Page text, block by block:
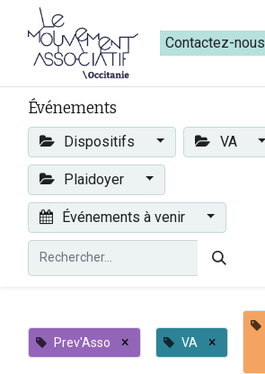
Contactez-nous​​
Événements
Dispositifs VA
Plaidoyer
Événements à venir
Prev'Asso × VA ×